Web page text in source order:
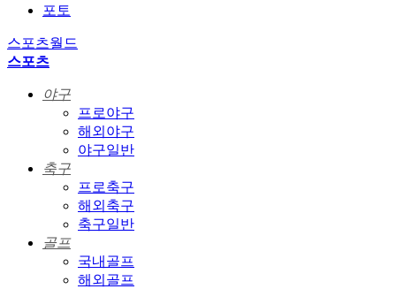
포토
스포츠월드
스포츠
야구
프로야구
해외야구
야구일반
축구
프로축구
해외축구
축구일반
골프
국내골프
해외골프